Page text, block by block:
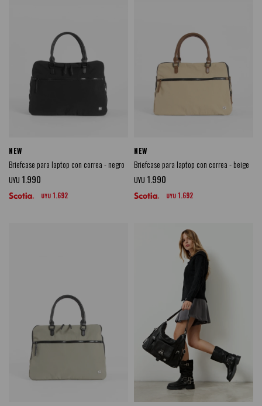
NEW
Briefcase para laptop con correa - negro
UYU 1.990
UYU 1.692
NEW
Briefcase para laptop con correa - beige
UYU 1.990
UYU 1.692